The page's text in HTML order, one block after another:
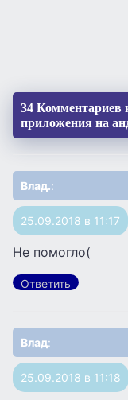
34 Комментариев
приложения на
Влад.:
25.09.2018 в 11:17
Не помогло(
Ответить
Влад:
25.09.2018 в 11:18